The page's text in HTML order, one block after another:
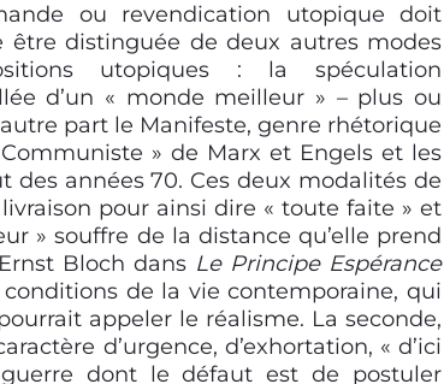
ou revendication utopique doit
être distinguée de deux autres modes
utopiques : la spéculation
d’un « monde meilleur » – plus ou
part le Manifeste, genre rhétorique
» de Marx et Engels et les
années 70. Ces deux modalités de
pour ainsi dire « toute faite » et
» souffre de la distance qu’elle prend
Bloch dans Le Principe Espérance
conditions de la vie contemporaine, qui
appeler le réalisme. La seconde,
d’urgence, d’exhortation, « d’ici
dont le défaut est de postuler